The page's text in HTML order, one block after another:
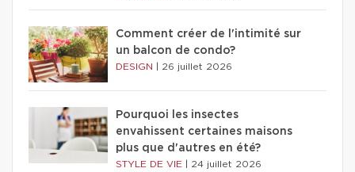
Comment créer de l'intimité sur
un balcon de condo?
DESIGN 26 juillet 2026
Pourquoi les insectes
envahissent certaines maisons
plus que d'autres en été?
STYLE DE VIE 24 juillet 2026